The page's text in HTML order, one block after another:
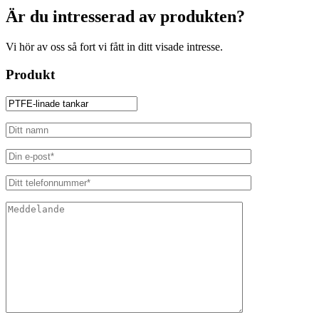
Är du intresserad av produkten?
Vi hör av oss så fort vi fått in ditt visade intresse.
Produkt